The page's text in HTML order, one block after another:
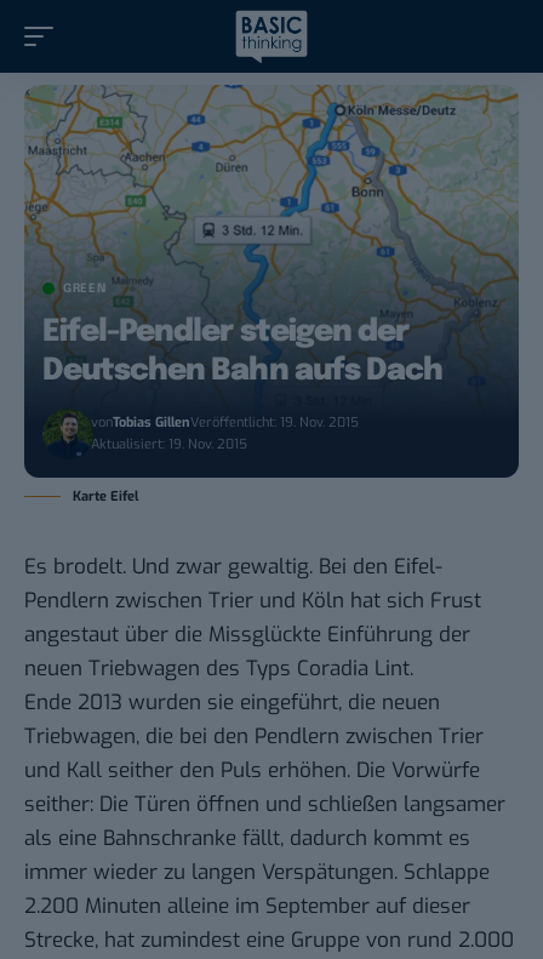
GREEN
Eifel-Pendler steigen der
Deutschen Bahn aufs Dach
vonTobias GillenVeröffentlicht: 19. Nov. 2015
Aktualisiert: 19. Nov. 2015
Karte Eifel
Es brodelt. Und zwar gewaltig. Bei den Eifel-
Pendlern zwischen Trier und Köln hat sich Frust
angestaut über die Missglückte Einführung der
neuen Triebwagen des Typs Coradia Lint.
Ende 2013 wurden sie eingeführt, die neuen
Triebwagen, die bei den Pendlern zwischen Trier
und Kall seither den Puls erhöhen. Die Vorwürfe
seither: Die Türen öffnen und schließen langsamer
als eine Bahnschranke fällt, dadurch kommt es
immer wieder zu langen Verspätungen. Schlappe
2.200 Minuten alleine im September auf dieser
Strecke, hat zumindest eine Gruppe von rund 2.000